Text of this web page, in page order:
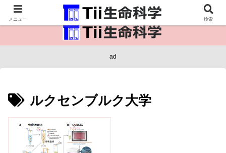
医療保健・生命・生物の情報インフラ。
ad
ルクセンブルク大学
メニュー 検索